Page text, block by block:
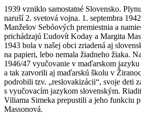
1939 vzniklo samostatné Slovensko.
naruší 2. svetová vojna. 1. septembra
Manželov Sebóových premiestnia a
prichádzajú Ľudovít Koday a Margita
1943 bola v našej obci zriadená aj
na papieri, lebo nemala žiadneho žiaka.
1946/47 vyučovanie v maďarskom jazyku
a tak zatvorili aj maďarskú školu v
podrobili tzv. „reslovakizácii“, svoje deti
s vyučovacím jazykom slovenským.
Viliama Simeka prepustili a jeho funkciu
Massonová.